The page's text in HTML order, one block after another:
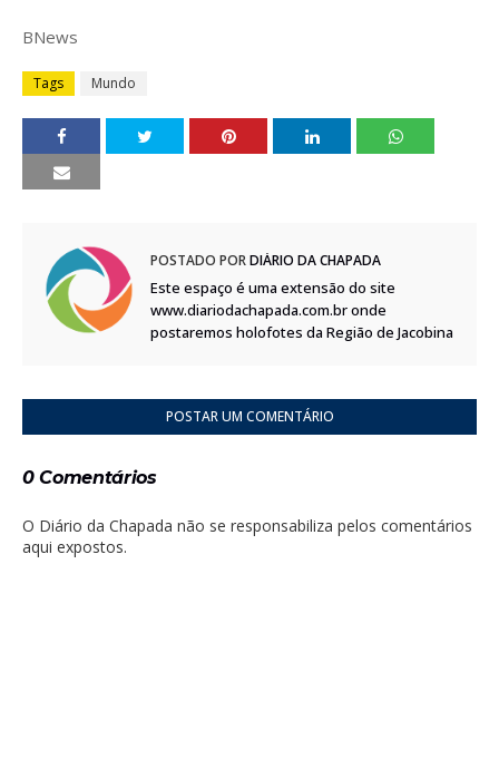
BNews
Tags Mundo
POSTADO PORDIÁRIO DA CHAPADA
Este espaço é uma extensão do site
www.diariodachapada.com.br onde
postaremos holofotes da Região de Jacobina
POSTAR UM COMENTÁRIO
0 Comentários
O Diário da Chapada não se responsabiliza pelos comentários
aqui expostos.